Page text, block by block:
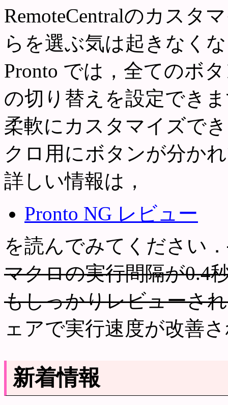
RemoteCentralのカスタ
らを選ぶ気は起きなく
Pronto では，全てのボ
の切り替えを設定でき
柔軟にカスタマイズで
クロ用にボタンが分か
詳しい情報は，
Pronto NG レビュー
を読んでみてください．
マクロの実行間隔が0.4
もしっかりレビューさ
ェアで実行速度が改善
新着情報